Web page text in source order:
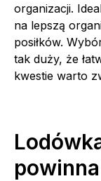
organizacji.
na lepszą
posiłków.
tak duży, że
kwestie warto